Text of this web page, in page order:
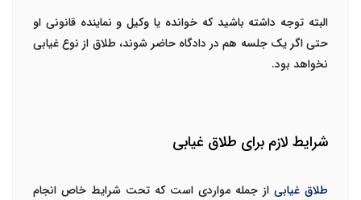
البته توجه داشته باشید که خوانده یا وکیل و نماینده قانونی او
حتی اگر یک جلسه هم در دادگاه حاضر شوند، طلاق از نوع غیابی
نخواهد بود.
شرایط لازم برای طلاق غیابی
طلاق غیابی از جمله مواردی است که تحت شرایط خاص انجام